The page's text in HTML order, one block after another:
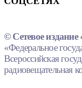
© Сетевое издание
«Федеральное
Всероссийская
радиовещательная